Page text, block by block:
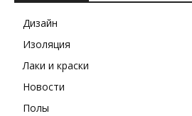
Дизайн
Изоляция
Лаки и краски
Новости
Полы